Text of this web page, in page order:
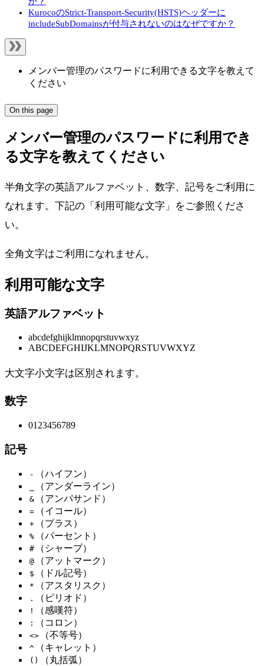
KurocoのStrict-Transport-Security(HSTS)ヘッダーに
includeSubDomainsが付与されないのはなぜですか？
メンバー管理のパスワードに利用できる文字を教えて
ください
On this page
メンバー管理のパスワードに利用でき
る文字を教えてください
半角文字の英語アルファベット、数字、記号をご利用に
なれます。下記の「利用可能な文字」をご参照くださ
い。
全角文字はご利用になれません。
利用可能な文字
英語アルファベット
abcdefghijklmnopqrstuvwxyz
ABCDEFGHIJKLMNOPQRSTUVWXYZ
大文字小文字は区別されます。
数字
0123456789
記号
- （ハイフン）
（アンダーライン）
& （アンパサンド）
= （イコール）
+ （プラス）
% （パーセント）
# （シャープ）
@ （アットマーク）
$ （ドル記号）
* （アスタリスク）
. （ピリオド）
! （感嘆符）
: （コロン）
<> （不等号）
^ （キャレット）
() （丸括弧）